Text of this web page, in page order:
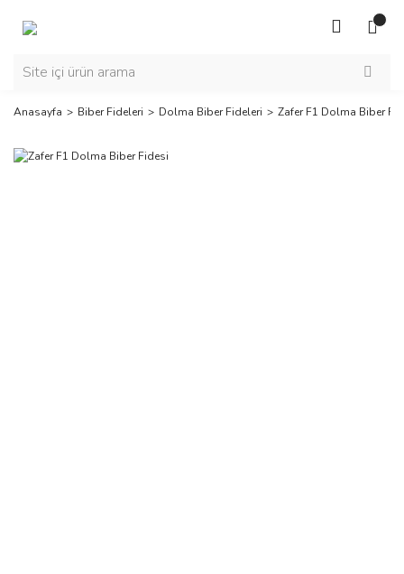
Anasayfa Biber Fideleri Dolma Biber Fideleri Zafer F1 Dolma Biber